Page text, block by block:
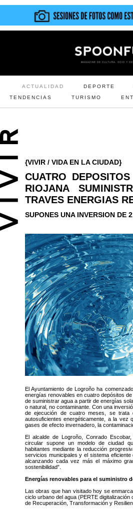
ACTUALIDAD DEPORTE
TENDENCIAS
TURISMO
{VIVIR / VIDA EN LA CIUDAD}
CUATRO
RIOJANA
TRAVES ENERGIAS
SUPONES UNA INVERSION DE
El Ayuntamiento de Logroño ha
energías renovables en cuatro depósitos
de suministrar agua a partir de energías
o natural, no contaminante. Con una
de ejecución de cuatro meses, se trata
autosuficientes energéticamente, a la vez
gases de efecto invernadero, la
El alcalde de Logroño, Conrado
circular supone un modelo de ciudad
habitantes mediante la reducción
servicios municipales y el sistema eficiente
alcanzando cada vez más el máximo
sostenibilidad”.
Energías renovables para el suministro
Las obras que han visitado hoy se
ciclo urbano del agua (PERTE digitalización
de Recuperación, Transformación y